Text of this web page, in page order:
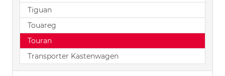
Tiguan
Touareg
Touran
Transporter Kastenwagen